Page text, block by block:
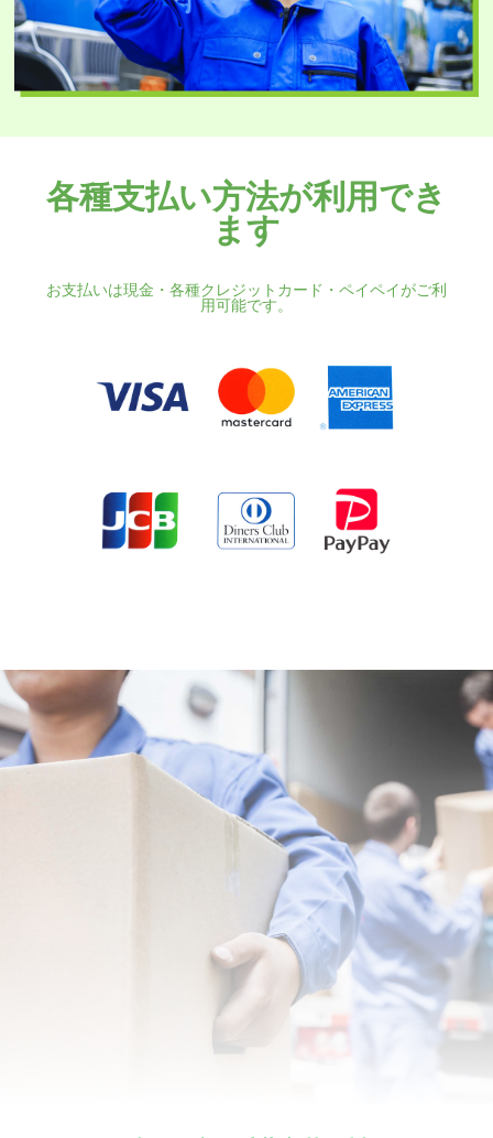
各種支払い方法が利用でき
ます
お支払いは現金・各種クレジットカード・ペイペイがご利
用可能です。